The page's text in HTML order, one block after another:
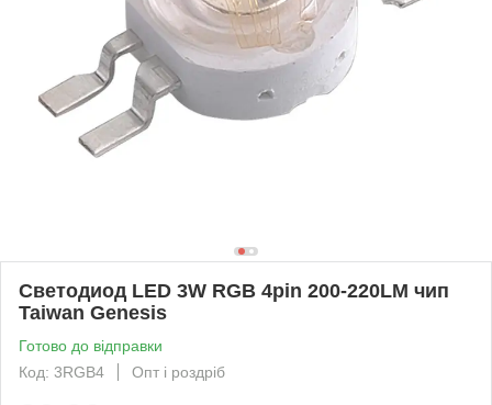
Светодиод LED 3W RGB 4pin 200-220LM чип
Taiwan Genesis
Готово до відправки
Код: 3RGB4
Опт і роздріб